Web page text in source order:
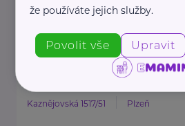
Národní asociace
Kaznějovská 1517/51 Plzeň
že používáte jejich služby.
Povolit vše Upravit